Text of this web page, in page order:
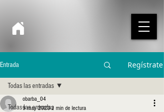
Entrada Regístrate
Todas las entradas
Todas las entradas
obarba_04
9 may 20232 min de lectura